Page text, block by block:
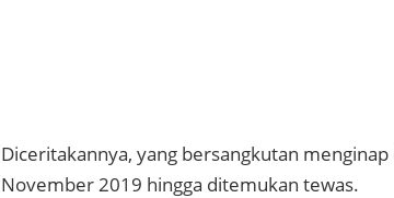
Diceritakannya, yang bersangkutan
November 2019 hingga ditemukan tewas.